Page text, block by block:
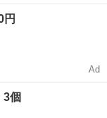
GIVENCHY
Ad
個